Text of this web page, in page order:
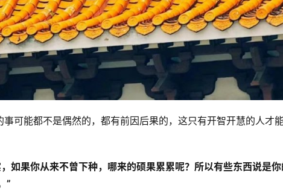
可能都不是偶然的，都有前因后果的，这只有开智开慧的人才
如果你从来不曾下种，哪来的硕果累累呢？所以有些东西说是你
”